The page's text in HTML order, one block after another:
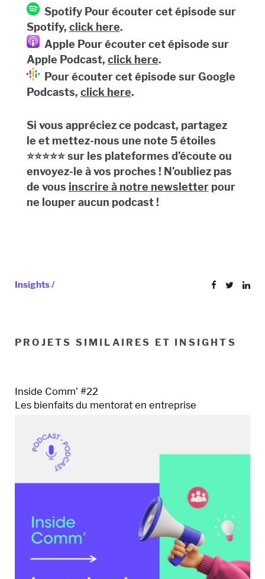
Spotify Pour écouter cet épisode sur
Spotify, click here.
Apple Pour écouter cet épisode sur
Apple Podcast, click here.
Pour écouter cet épisode sur Google
Podcasts, click here.
Si vous appréciez ce podcast, partagez
le et mettez-nous une note 5 étoiles
⭐️⭐️⭐️⭐️️⭐️ sur les plateformes d’écoute ou
envoyez-le à vos proches ! N’oubliez pas
de vous inscrire à notre newsletterpour
ne louper aucun podcast !
Insights /
PROJETS SIMILAIRES ET INSIGHTS
Inside Comm’ #22
Les bienfaits du mentorat en entreprise